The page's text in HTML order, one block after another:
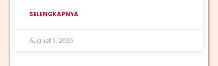
SELENGKAPNYA
August 6, 2026